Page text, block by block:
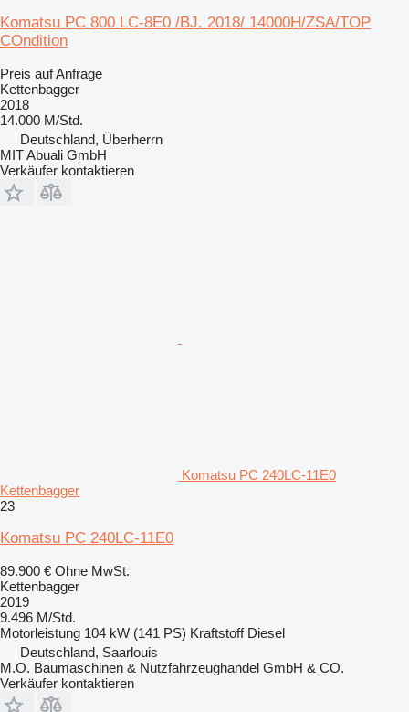
Komatsu PC 800 LC-8E0 /BJ. 2018/ 14000H/ZSA/TOP
COndition
Preis auf Anfrage
Kettenbagger
2018
14.000 M/Std.
Deutschland, Überherrn
MIT Abuali GmbH
Verkäufer kontaktieren
Komatsu PC 240LC-11E0
Kettenbagger
23
Komatsu PC 240LC-11E0
89.900 € Ohne MwSt.
Kettenbagger
2019
9.496 M/Std.
Motorleistung 104 kW (141 PS) Kraftstoff Diesel
Deutschland, Saarlouis
M.O. Baumaschinen & Nutzfahrzeughandel GmbH & CO.
Verkäufer kontaktieren